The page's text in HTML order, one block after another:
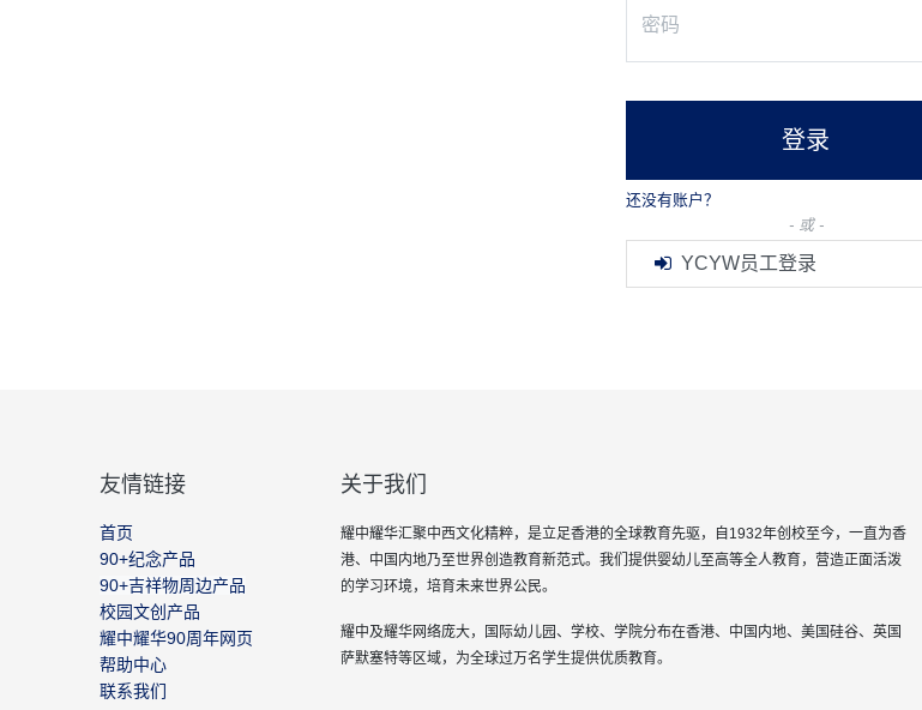
登录
还没有账户？
- 或 -
YCYW员工登录
友情链接
首页
90+纪念产品
90+吉祥物周边产品
校园文创产品
耀中耀华90周年网页
帮助中心
联系我们
关于我们
耀中耀华汇聚中西文化精粹，是立足香港的全球教育先驱，自1932年创校至今，一直为香
港、中国内地乃至世界创造教育新范式。我们提供婴幼儿至高等全人教育，营造正面活泼
的学习环境，培育未来世界公民。
耀中及耀华网络庞大，国际幼儿园、学校、学院分布在香港、中国内地、美国硅谷、英国
萨默塞特等区域，为全球过万名学生提供优质教育。